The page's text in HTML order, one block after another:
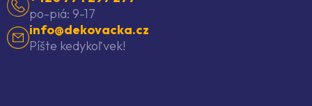
po-piá: 9-17
info@dekovacka.cz
Píšte kedykoľvek!